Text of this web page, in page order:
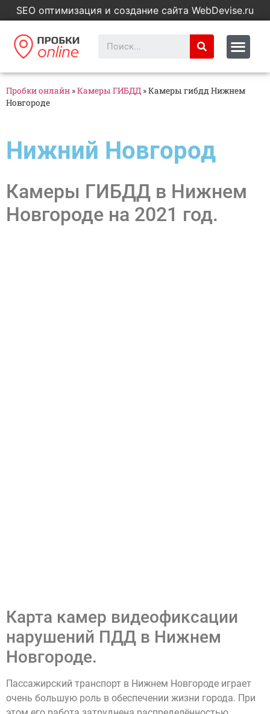
SEO оптимизация и создание сайта WebDevise.ru
Пробки онлайн »Камеры ГИБДД »Камеры гибдд Нижнем
Новгороде
Нижний Новгород
Камеры ГИБДД в Нижнем
Новгороде на 2021 год.
Карта камер видеофиксации
нарушений ПДД в Нижнем
Новгороде.
Пассажирский транспорт в Нижнем Новгороде играет
очень большую роль в обеспечении жизни города. При